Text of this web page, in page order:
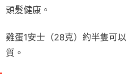
頭髮健康。
雞蛋1安士（28克）約半隻可
質。